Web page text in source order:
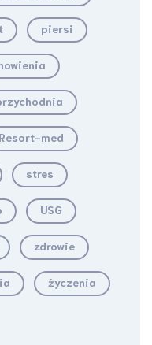
piersi
Resort-med
stres
USG
zdrowie
życzenia